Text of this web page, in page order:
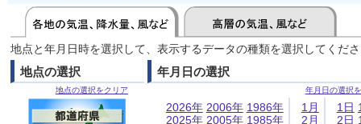
地点と年月日時を選択して、表示するデータの種類を選択してくだ
地点の選択
地点の選択をクリア
年月日の選択
年月日の選択
2026年
2025年
2006年
2005年
1986年
1985年
1月
2月
1日
2日